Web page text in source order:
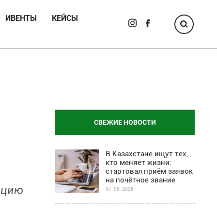
ИВЕНТЫ
КЕЙСЫ
СВЕЖИЕ НОВОСТИ
В Казахстане ищут тех,
кто меняет жизни:
стартовал приём заявок
на почётное звание
07-08-2026